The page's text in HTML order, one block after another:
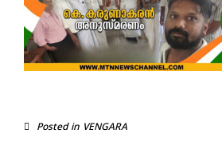
Posted in VENGARA